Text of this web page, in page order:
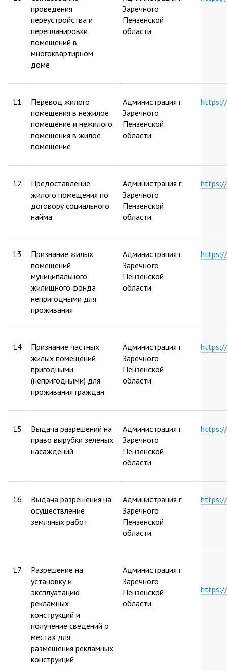
проведения
переустройства и
перепланировки
помещений в
многоквартирном
доме
Заречного
Пензенской
области
11
Перевод жилого
помещения в нежилое
помещение и нежилого
помещения в жилое
помещение
Администрация г.
Заречного
Пензенской
области
12
Предоставление
жилого помещения по
договору социального
найма
Администрация г.
Заречного
Пензенской
области
13
Признание жилых
помещений
муниципального
жилищного фонда
непригодными для
проживания
Администрация г.
Заречного
Пензенской
области
14
Признание частных
жилых помещений
пригодными
(непригодными) для
проживания граждан
Администрация г.
Заречного
Пензенской
области
15
Выдача разрешений на
право вырубки зеленых
насаждений
Администрация г.
Заречного
Пензенской
области
16
Выдача разрешения на
осуществление
земляных работ
Администрация г.
Заречного
Пензенской
области
17
Разрешение на
установку и
эксплуатацию
рекламных
конструкций и
получение сведений о
местах для
размещения рекламных
конструкций
Администрация г.
Заречного
Пензенской
области